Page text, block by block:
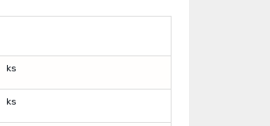
ks
ks